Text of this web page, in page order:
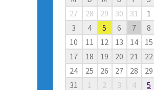
27
28 29 30 31 1
3
4 5 6 7 8
10
11 12 13 14 15
17
18 19 20 21 22
24
25 26 27 28 29
31
1 2 3 4 5